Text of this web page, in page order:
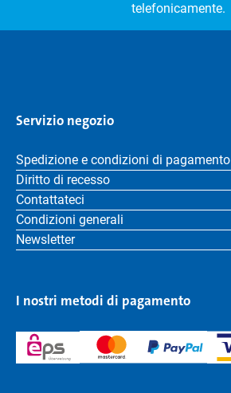
telefonicamente.
Servizio negozio
Spedizione e condizioni di pagamento
Diritto di recesso
Contattateci
Condizioni generali
Newsletter
I nostri metodi di pagamento